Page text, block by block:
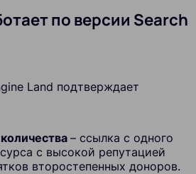
по версии Search
Land подтверждает
– ссылка с одного
с высокой репутацией
второстепенных доноров.